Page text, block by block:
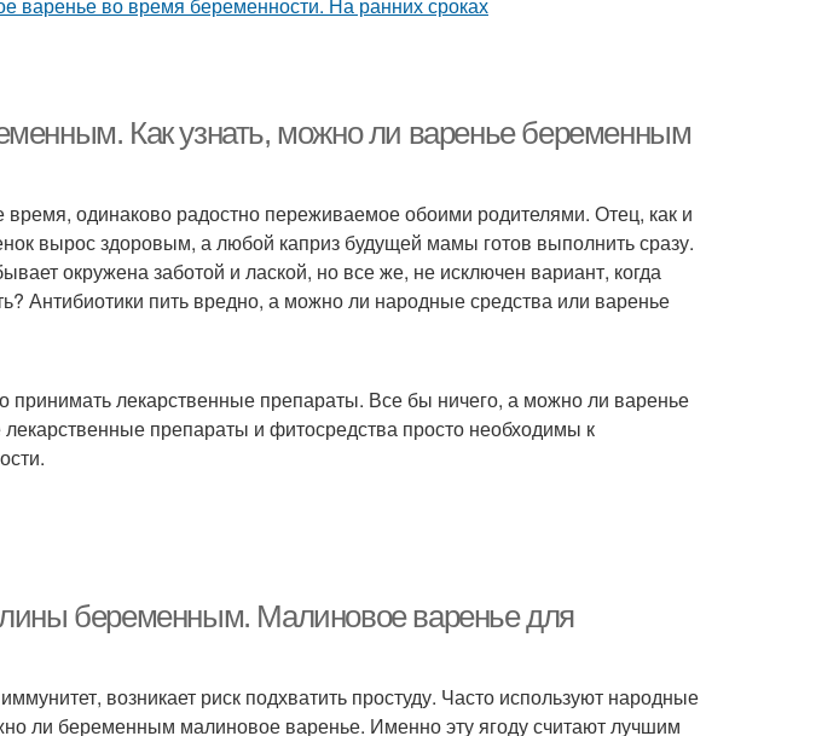
Как узнать, можно ли варенье беременным
время, одинаково радостно переживаемое обоими родителями. Отец, как и
вырос здоровым, а любой каприз будущей мамы готов выполнить сразу.
окружена заботой и лаской, но все же, не исключен вариант, когда
Антибиотики пить вредно, а можно ли народные средства или варенье
принимать лекарственные препараты. Все бы ничего, а можно ли варенье
препараты и фитосредства просто необходимы к
беременным. Малиновое варенье для
возникает риск подхватить простуду. Часто используют народные
ли беременным малиновое варенье. Именно эту ягоду считают лучшим